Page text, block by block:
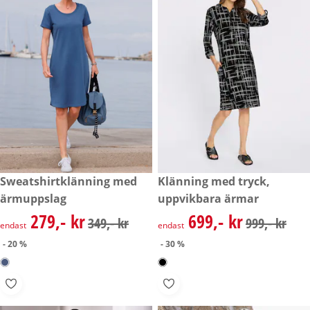
rabatterat pris: 279,- kr, tidigare pris: 349,- kr
- 20 %
Sweatshirtklänning med
ärmuppslag
rabatterat pris: 279,- kr, tidigare pris: 349,- kr
endast 279,- kr349,- kr
- 20 %
rabatterat pris: 699,- kr,
- 30 %
Klänning med tryck,
uppvikbara ärmar
rabatterat pris: 699,- kr,
endast 699,- kr999,- kr
- 30 %